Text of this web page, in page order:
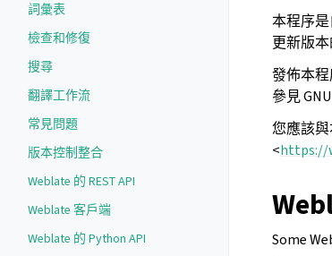
詞彙表
檢查和修復
搜尋
翻譯工作流
常見問題
版本控制整合
Weblate 的 REST API
Weblate 客戶端
Weblate 的 Python API
本程序
更新版
發佈本
參見
您應該
<https://
Some